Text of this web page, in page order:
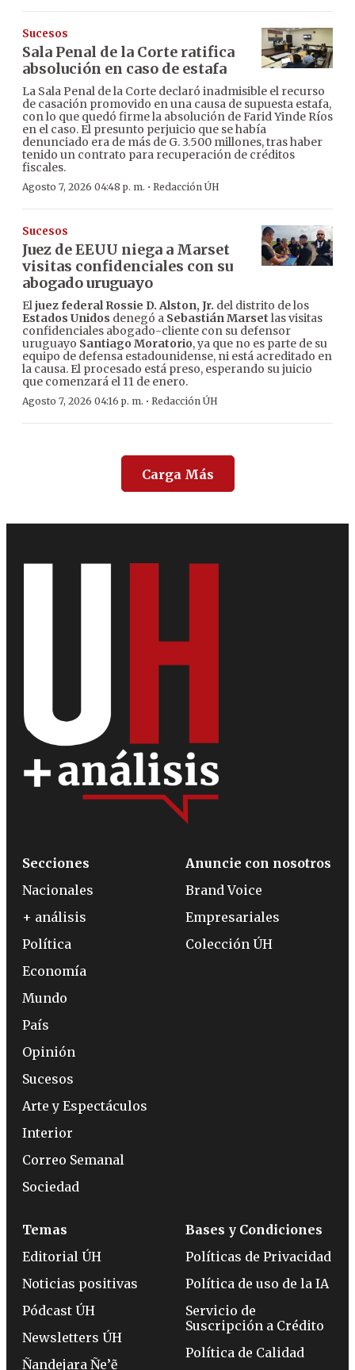
Sucesos
Sala Penal de la Corte ratifica
absolución en caso de estafa
La Sala Penal de la Corte declaró inadmisible el recurso
de casación promovido en una causa de supuesta estafa,
con lo que quedó firme la absolución de Farid Yinde Ríos
en el caso. El presunto perjuicio que se había
denunciado era de más de G. 3.500 millones, tras haber
tenido un contrato para recuperación de créditos
fiscales.
Agosto 7, 2026 04:48 p. m. · Redacción ÚH
Sucesos
Juez de EEUU niega a Marset
visitas confidenciales con su
abogado uruguayo
Eljuez federal Rossie D. Alston, Jr. del distrito de los
Estados Unidos denegó a Sebastián Marset las visitas
confidenciales abogado-cliente con su defensor
uruguayo Santiago Moratorio, ya que no es parte de su
equipo de defensa estadounidense, ni está acreditado en
la causa. El procesado está preso, esperando su juicio
que comenzará el 11 de enero.
Agosto 7, 2026 04:16 p. m. · Redacción ÚH
Carga Más
Secciones
Nacionales
+ análisis
Política
Economía
Mundo
País
Opinión
Sucesos
Arte y Espectáculos
Interior
Correo Semanal
Sociedad
Anuncie con nosotros
Brand Voice
Empresariales
Colección ÚH
Temas
Editorial ÚH
Noticias positivas
Pódcast ÚH
Newsletters ÚH
Ñandejara Ñe’ẽ
Bases y Condiciones
Políticas de Privacidad
Política de uso de la IA
Servicio de
Suscripción a Crédito
Política de Calidad